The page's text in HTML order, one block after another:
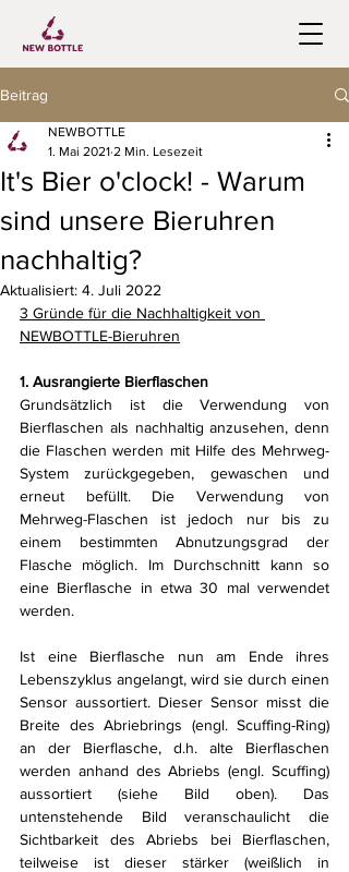
Beitrag
It's Bier o'clock! - Warum
sind unsere Bieruhren
nachhaltig?
NEWBOTTLE
1. Mai 2021 2 Min. Lesezeit
Aktualisiert: 4. Juli 2022
3 Gründe für die Nachhaltigkeit von
NEWBOTTLE-Bieruhren
1. Ausrangierte Bierflaschen
Grundsätzlich ist die Verwendung von
Bierflaschen als nachhaltig anzusehen, denn
die Flaschen werden mit Hilfe des Mehrweg-
System zurückgegeben, gewaschen und
erneut befüllt. Die Verwendung von
Mehrweg-Flaschen ist jedoch nur bis zu
einem bestimmten Abnutzungsgrad der
Flasche möglich. Im Durchschnitt kann so
eine Bierflasche in etwa 30 mal verwendet
werden.
Ist eine Bierflasche nun am Ende ihres
Lebenszyklus angelangt, wird sie durch einen
Sensor aussortiert. Dieser Sensor misst die
Breite des Abriebrings (engl. Scuffing-Ring)
an der Bierflasche, d.h. alte Bierflaschen
werden anhand des Abriebs (engl. Scuffing)
aussortiert (siehe Bild oben). Das
untenstehende Bild veranschaulicht die
Sichtbarkeit des Abriebs bei Bierflaschen,
teilweise ist dieser stärker (weißlich in